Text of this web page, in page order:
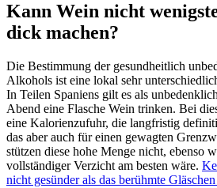
Kann Wein nicht
dick machen?
Die Bestimmung der gesundheitlich
Alkohols ist eine lokal sehr
In Teilen Spaniens gilt es als
Abend eine Flasche Wein trinken. Bei
eine Kalorienzufuhr, die langfristig
das aber auch für einen gewagten
stützen diese hohe Menge nicht, ebenso
vollständiger Verzicht am besten wäre.
nicht gesünder als das berühmte